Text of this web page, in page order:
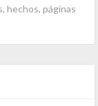
hechos, páginas